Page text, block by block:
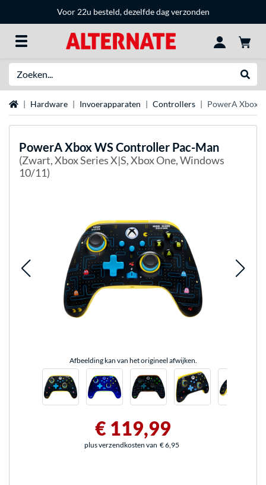
Voor 22u besteld, dezelfde dag verzonden
Home Hardware Invoerapparaten Controllers PowerA Xbox
PowerAXbox WS Controller Pac-Man
(Zwart, Xbox Series X|S, Xbox One, Windows
10/11)
Afbeelding kan van het origineel afwijken.
€ 119,99
plus verzendkosten van € 6,95